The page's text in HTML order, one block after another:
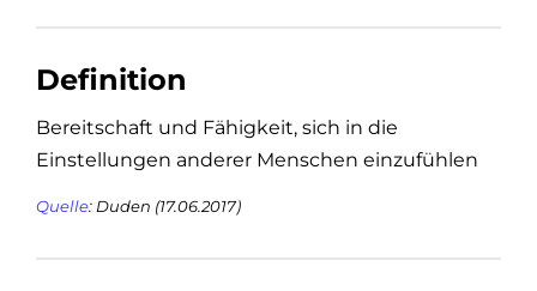
Definition
Bereitschaft und Fähigkeit, sich in die
Einstellungen anderer Menschen einzufühlen
Quelle: Duden (17.06.2017)